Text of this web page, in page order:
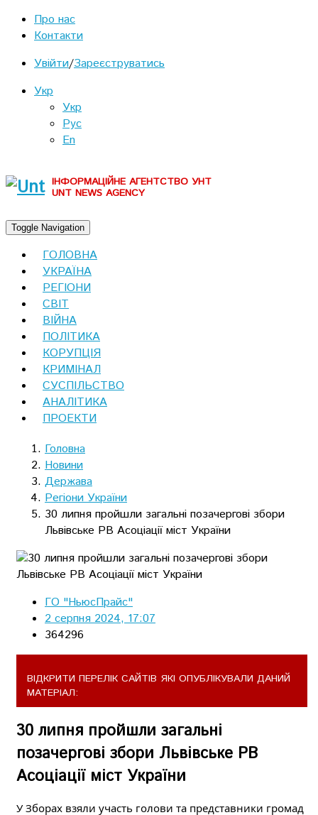
Про нас
Контакти
Увійти/Зареєструватись
Укр
Укр
Рус
En
ІНФОРМАЦІЙНЕ АГЕНТСТВО УНТ
UNT NEWS AGENCY
Toggle Navigation
ГОЛОВНА
УКРАЇНА
РЕГІОНИ
СВІТ
ВІЙНА
ПОЛІТИКА
КОРУПЦІЯ
КРИМІНАЛ
СУСПІЛЬСТВО
АНАЛІТИКА
ПРОЕКТИ
Головна
Новини
Держава
Регіони України
30 липня пройшли загальні позачергові збори
Львівське РВ Асоціації міст України
ГО "НьюсПрайс"
2 серпня 2024, 17:07
364296
ВІДКРИТИ ПЕРЕЛІК САЙТІВ ЯКІ ОПУБЛІКУВАЛИ ДАНИЙ
МАТЕРІАЛ:
30 липня пройшли загальні
позачергові збори Львівське РВ
Асоціації міст України
У Зборах взяли участь голови та представники громад